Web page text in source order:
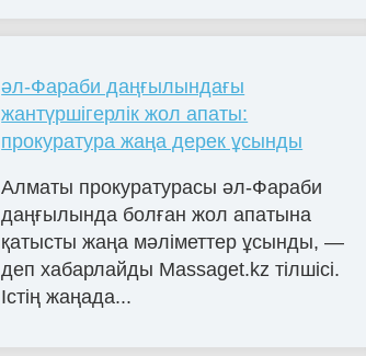
әл-Фараби даңғылындағы
жантүршігерлік жол апаты:
прокуратура жаңа дерек ұсынды
Алматы прокуратурасы әл-Фараби
даңғылында болған жол апатына
қатысты жаңа мәліметтер ұсынды, —
деп хабарлайды Massaget.kz тілшісі.
Істің жаңада...